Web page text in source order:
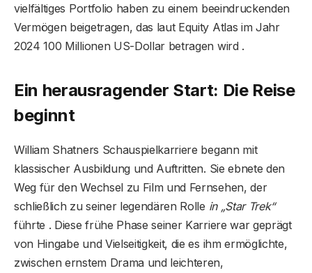
vielfältiges Portfolio haben zu einem beeindruckenden
Vermögen beigetragen, das laut Equity Atlas im Jahr
2024 100 Millionen US-Dollar betragen wird .
Ein herausragender Start: Die Reise
beginnt
William Shatners Schauspielkarriere begann mit
klassischer Ausbildung und Auftritten. Sie ebnete den
Weg für den Wechsel zu Film und Fernsehen, der
schließlich zu seiner legendären Rolle in „Star Trek“
führte . Diese frühe Phase seiner Karriere war geprägt
von Hingabe und Vielseitigkeit, die es ihm ermöglichte,
zwischen ernstem Drama und leichteren,